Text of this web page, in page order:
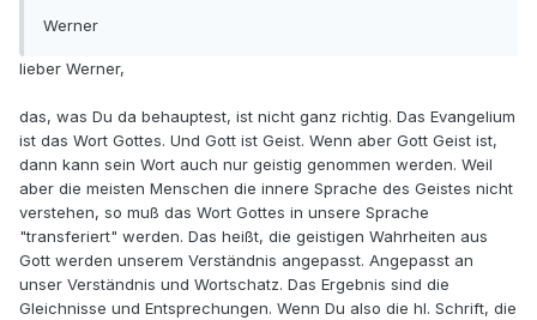
Werner
lieber Werner,
das, was Du da behauptest, ist nicht ganz richtig. Das Evangelium
ist das Wort Gottes. Und Gott ist Geist. Wenn aber Gott Geist ist,
dann kann sein Wort auch nur geistig genommen werden. Weil
aber die meisten Menschen die innere Sprache des Geistes nicht
verstehen, so muß das Wort Gottes in unsere Sprache
"transferiert" werden. Das heißt, die geistigen Wahrheiten aus
Gott werden unserem Verständnis angepasst. Angepasst an
unser Verständnis und Wortschatz. Das Ergebnis sind die
Gleichnisse und Entsprechungen. Wenn Du also die hl. Schrift, die